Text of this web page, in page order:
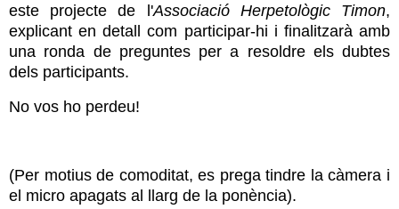
este projecte de l'Associació Herpetològic Timon,
explicant en detall com participar-hi i finalitzarà amb
una ronda de preguntes per a resoldre els dubtes
dels participants.
No vos ho perdeu!
(Per motius de comoditat, es prega tindre la càmera i
el micro apagats al llarg de la ponència).